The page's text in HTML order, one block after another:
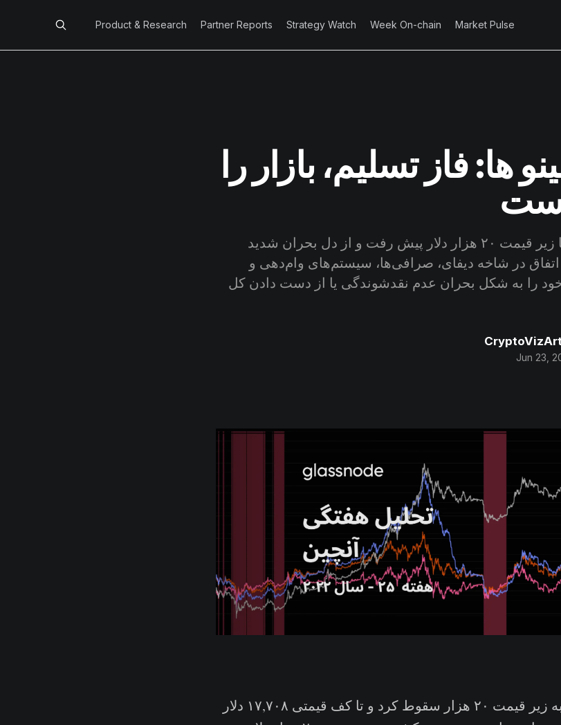
Market Pulse
Week On-chain
Strategy Watch
Partner Reports
Product & Research
ها: فاز تسلیم، بازار را
در این هفته، بازار بیتکوین تا زیر قیمت ۲۰ هزار دلار پیش رفت و از دل بحران شدید
اتفاق در شاخه دیفای، صرافی‌ها، سیستم‌های وام‌دهی و
را به شکل بحران عدم نقدشوندگی یا از دست دادن کل
Jun 23,
در روز هجدهم ژوئن، بازار به زیر قیمت ۲۰ هزار سقوط کرد و تا کف قیمتی ۱۷,۷۰۸ دلار